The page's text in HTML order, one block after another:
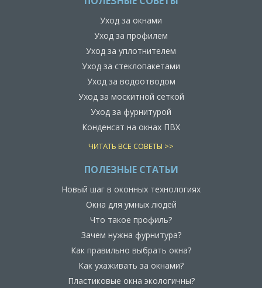
Уход за окнами
Уход за профилем
Уход за уплотнителем
Уход за стеклопакетами
Уход за водоотводом
Уход за москитной сеткой
Уход за фурнитурой
Конденсат на окнах ПВХ
ЧИТАТЬ ВСЕ СОВЕТЫ >>
ПОЛЕЗНЫЕ СТАТЬИ
Новый шаг в оконных технологиях
Окна для умных людей
Что такое профиль?
Зачем нужна фурнитура?
Как правильно выбрать окна?
Как ухаживать за окнами?
Пластиковые окна экологичны?